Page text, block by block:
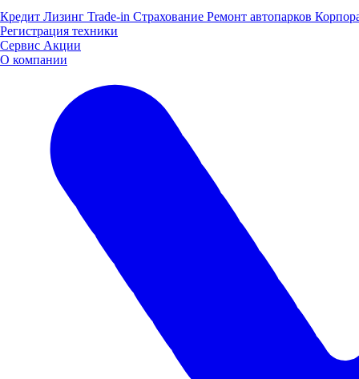
Кредит Лизинг Trade-in Страхование Ремонт автопарков
Регистрация техники
Сервис Акции
О компании